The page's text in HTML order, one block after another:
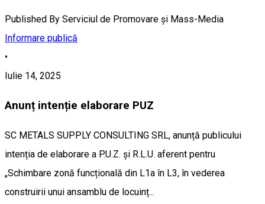
Published By Serviciul de Promovare și Mass-Media
Informare publică
•
Iulie 14, 2025
Anunț intenție elaborare PUZ
SC METALS SUPPLY CONSULTING SRL, anunță publicului
intenția de elaborare a P.U.Z. și R.L.U. aferent pentru
„Schimbare zonă funcțională din L1a în L3, în vederea
construirii unui ansamblu de locuinț...